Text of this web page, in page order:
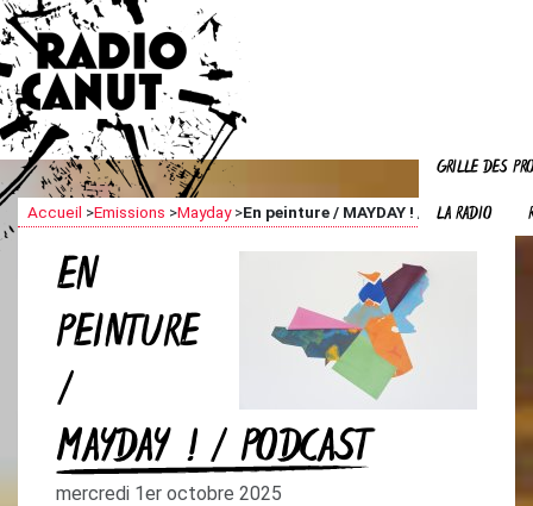
GRILLE DES
LA RADIO
Accueil >Emissions >Mayday>En peinture / MAYDAY ! / podcast
EN
PEINTURE
/
MAYDAY ! / PODCAST
mercredi 1er octobre 2025